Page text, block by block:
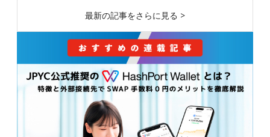
最新の記事をさらに見る >